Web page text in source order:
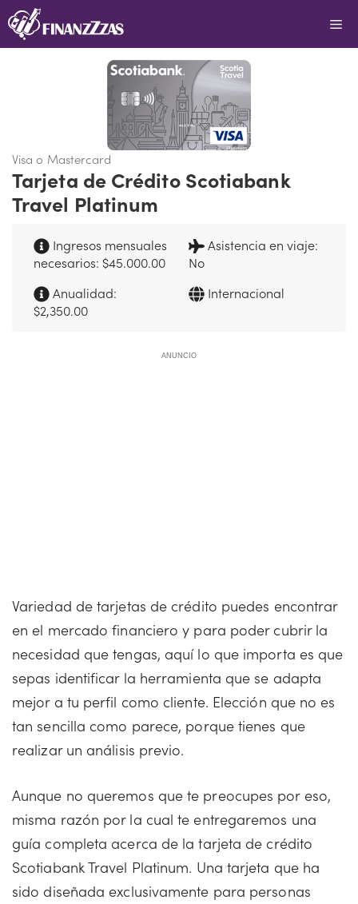
Saltar
al
Visa o Mastercard
Tarjeta de Crédito Scotiabank
Travel Platinum
Ingresos mensuales
necesarios: $45.000.00
Asistencia en viaje:
No
Anualidad:
$2,350.00
Internacional
ANUNCIO
Variedad de tarjetas de crédito puedes encontrar
en el mercado financiero y para poder cubrir la
necesidad que tengas, aquí lo que importa es que
sepas identificar la herramienta que se adapta
mejor a tu perfil como cliente. Elección que no es
tan sencilla como parece, porque tienes que
realizar un análisis previo.
Aunque no queremos que te preocupes por eso,
misma razón por la cual te entregaremos una
guía completa acerca de la tarjeta de crédito
Scotiabank Travel Platinum. Una tarjeta que ha
sido diseñada exclusivamente para personas